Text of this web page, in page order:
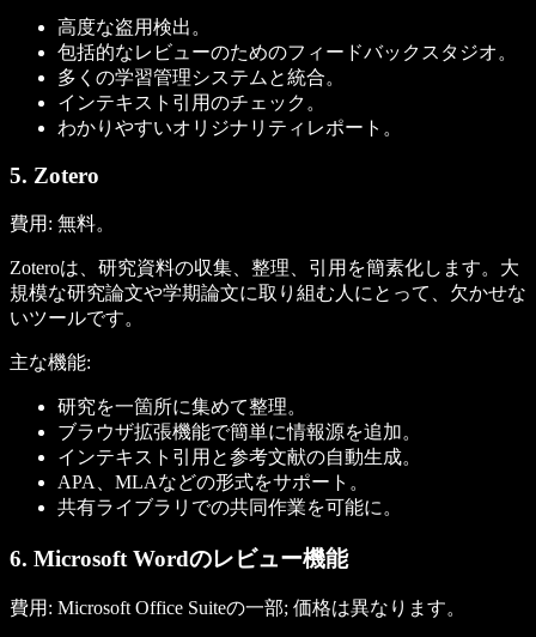
高度な盗用検出。
包括的なレビューのためのフィードバックスタジオ。
多くの学習管理システムと統合。
インテキスト引用のチェック。
わかりやすいオリジナリティレポート。
5. Zotero
費用: 無料。
Zoteroは、研究資料の収集、整理、引用を簡素化します。大
規模な研究論文や学期論文に取り組む人にとって、欠かせな
いツールです。
主な機能:
研究を一箇所に集めて整理。
ブラウザ拡張機能で簡単に情報源を追加。
インテキスト引用と参考文献の自動生成。
APA、MLAなどの形式をサポート。
共有ライブラリでの共同作業を可能に。
6. Microsoft Wordのレビュー機能
費用: Microsoft Office Suiteの一部; 価格は異なります。